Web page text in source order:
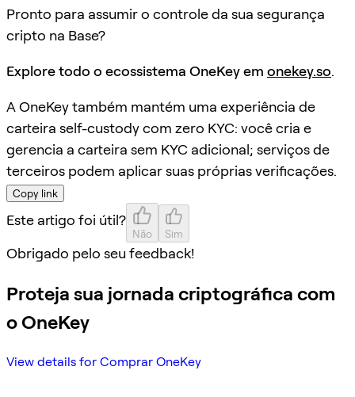
Pronto para assumir o controle da sua segurança
cripto na Base?
Explore todo o ecossistema OneKey em onekey.so.
A OneKey também mantém uma experiência de
carteira self-custody com zero KYC: você cria e
gerencia a carteira sem KYC adicional; serviços de
terceiros podem aplicar suas próprias verificações.
Copy link
Este artigo foi útil?
Não Sim
Obrigado pelo seu feedback!
Proteja sua jornada criptográfica com
o OneKey
View details for Comprar OneKey